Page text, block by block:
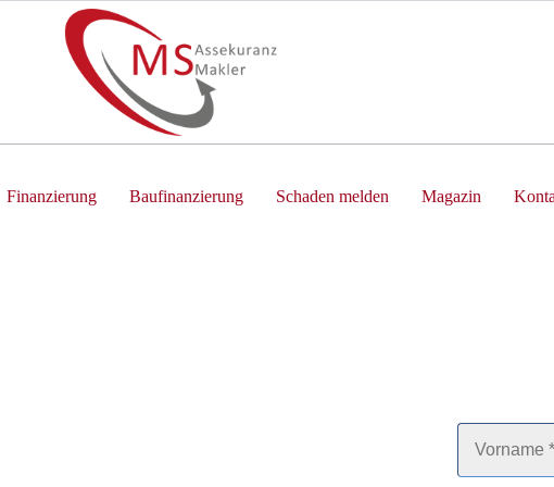
Finanzierung Baufinanzierung Schaden melden Magazin
Vorname